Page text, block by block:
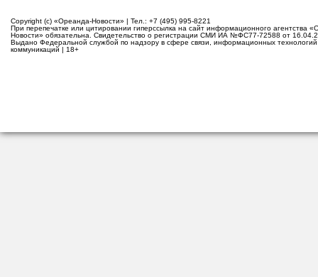
Copyright (c) «Ореанда-Новости» | Тел.: +7 (495) 995-8221
При перепечатке или цитировании гиперссылка на сайт информационного агентства
Новости» обязательна. Свидетельство о регистрации СМИ ИА №ФС77-72588 от
Выдано Федеральной службой по надзору в сфере связи, информационных
коммуникаций | 18+